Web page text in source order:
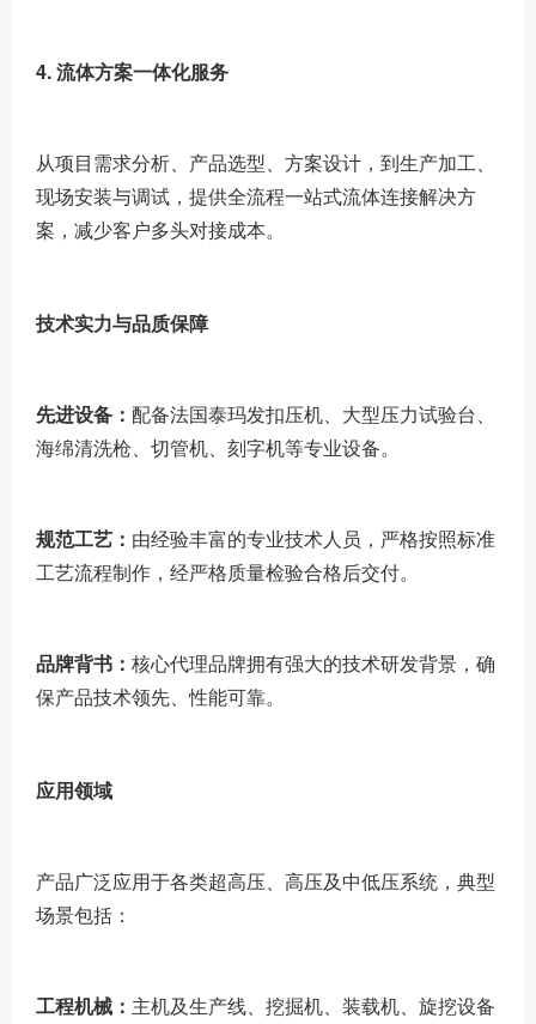
4. 流体方案一体化服务
从项目需求分析、产品选型、方案设计，到生产加工、
现场安装与调试，提供全流程一站式流体连接解决方
案，减少客户多头对接成本。
技术实力与品质保障
先进设备： 配备法国泰玛发扣压机、大型压力试验台、
海绵清洗枪、切管机、刻字机等专业设备。
规范工艺： 由经验丰富的专业技术人员，严格按照标准
工艺流程制作，经严格质量检验合格后交付。
品牌背书： 核心代理品牌拥有强大的技术研发背景，确
保产品技术领先、性能可靠。
应用领域
产品广泛应用于各类超高压、高压及中低压系统，典型
场景包括：
工程机械： 主机及生产线、挖掘机、装载机、旋挖设备